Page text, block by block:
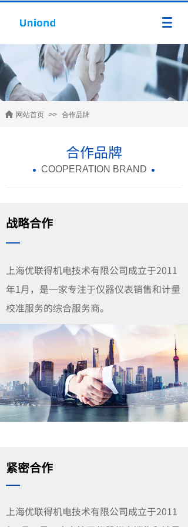
网站首页 >> 合作品牌
合作品牌
COOPERATION BRAND
上海优联得机电技术有限公司成立于2011
年1月，是一家专注于仪器仪表销售和计量
校准服务的综合服务商。
战略合作
紧密合作
上海优联得机电技术有限公司成立于2011